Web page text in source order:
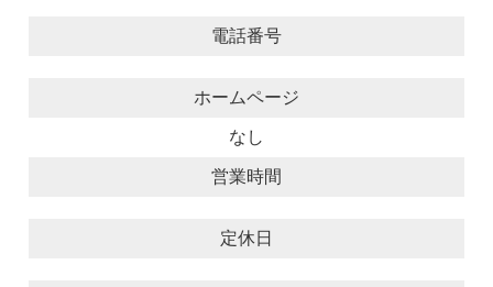
電話番号
ホームページ
なし
営業時間
定休日